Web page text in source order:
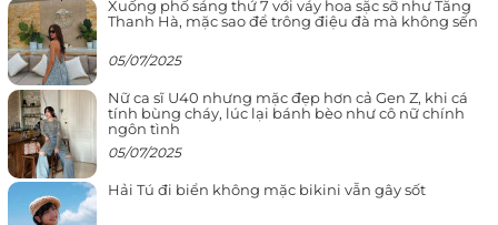
Xuống phố sáng thứ 7 với váy hoa sặc sỡ như Tăng
Thanh Hà, mặc sao để trông điệu đà mà không sến
05/07/2025
Nữ ca sĩ U40 nhưng mặc đẹp hơn cả Gen Z, khi cá
tính bùng cháy, lúc lại bánh bèo như cô nữ chính
ngôn tình
05/07/2025
Hải Tú đi biển không mặc bikini vẫn gây sốt